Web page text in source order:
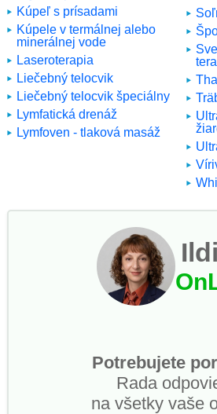
Kúpeľ s prísadami
Kúpele v termálnej alebo
minerálnej vode
Laseroterapia
Liečebný telocvik
Liečebný telocvik špeciálny
Lymfatická drenáž
Lymfoven - tlaková masáž
Potrebujete
Rada
na všetky vaše